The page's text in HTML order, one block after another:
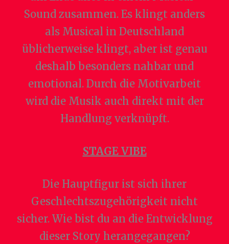
Sound zusammen. Es klingt anders
als Musical in Deutschland
üblicherweise klingt, aber ist genau
deshalb besonders nahbar und
emotional. Durch die Motivarbeit
wird die Musik auch direkt mit der
Handlung verknüpft.
STAGE VIBE
Die Hauptfigur ist sich ihrer
Geschlechtszugehörigkeit nicht
sicher. Wie bist du an die Entwicklung
dieser Story herangegangen?